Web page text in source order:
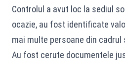
Controlul a avut loc la sediul
ocazie, au fost identificate
mai multe persoane din
Au fost cerute documentele